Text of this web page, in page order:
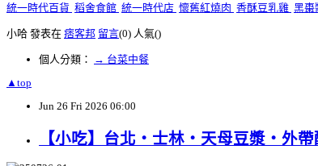
統一時代百貨 稻舍食館 統一時代店 懷舊紅燒肉 香酥豆乳雞 黑棗
小哈 發表在 痞客邦 留言(0) 人氣()
個人分類：
→ 台菜中餐
▲top
Jun 26 Fri 2026 06:00
【小吃】台北‧士林‧天母豆漿‧外